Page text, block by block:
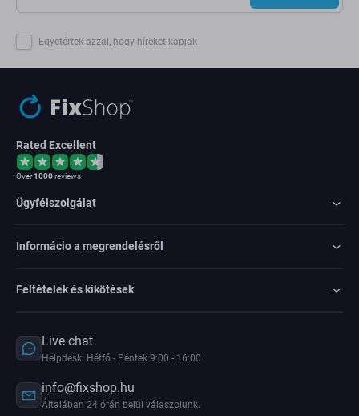
Egyetértek azzal, hogy híreket kapjak
Rated Excellent
Over1000reviews
Ügyfélszolgálat
Informácio a megrendelésről
Feltételek és kikötések
Live chat
Helpdesk: Hétfő - Péntek 9:00 - 16:00
info@fixshop.hu
Általában 24 órán belül válaszolunk.